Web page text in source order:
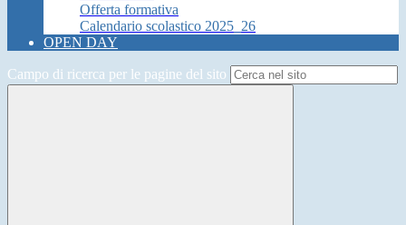
Offerta formativa
Calendario scolastico 2025_26
OPEN DAY
Campo di ricerca per le pagine del sito